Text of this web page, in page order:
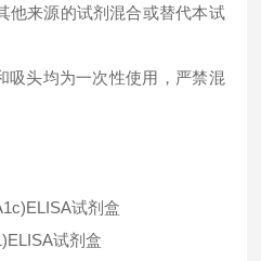
他来源的试剂混合或替代本试
吸头均为一次性使用，严禁混
试剂盒
试剂盒